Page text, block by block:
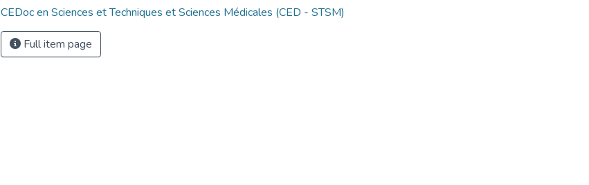
CEDoc en Sciences et Techniques et Sciences Médicales (CED - STSM)
Full item page